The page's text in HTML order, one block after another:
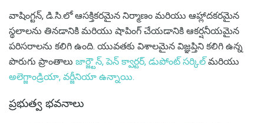
వాషింగ్టన్, డి.సి.లో ఆసక్తికరమైన నిర్మాణం మరియు ఆహ్లాదకరమైన
స్థలాలను తినడానికి మరియు షాపింగ్ చేయడానికి ఆకర్షనీయమైన
పరిసరాలను కలిగి ఉంది. యువతకు విశాలమైన విజ్ఞప్తిని కలిగి ఉన్న
పొరుగు ప్రాంతాలు జార్జ్టౌన్, పెన్ క్వార్టర్, డుపోంట్ సర్కిల్మరియు
అలెగ్జాండ్రియా, వర్జీనియా ఉన్నాయి.
ప్రభుత్వ భవనాలు